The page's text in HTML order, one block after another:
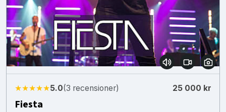
★★★★★5.0(3 recensioner) 25 000 kr
Fiesta